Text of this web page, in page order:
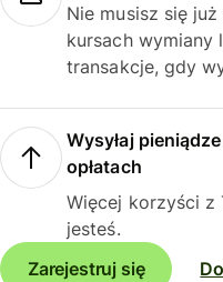
Nie musisz się
kursach wymiany
transakcje, gdy
Wysyłaj
opłatach
Więcej korzyści z
jesteś.
Zarejestruj się